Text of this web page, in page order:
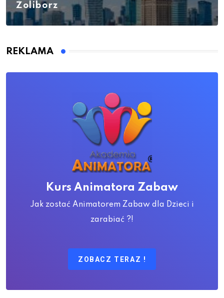
Żoliborz
REKLAMA
Kurs Animatora Zabaw
Jak zostać Animatorem Zabaw dla Dzieci i
zarabiać ?!
ZOBACZ TERAZ !